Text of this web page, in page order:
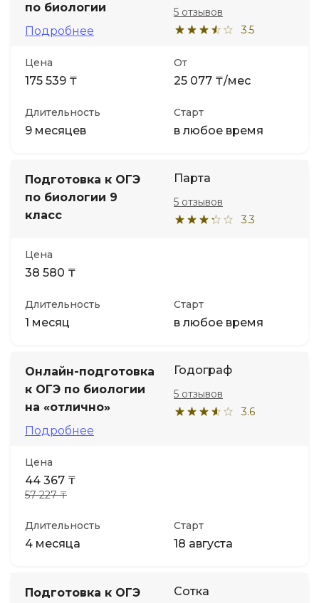
по биологии
Подробнее
3.5
5 отзывов
Цена
175 539 ₸
От
25 077 ₸/мес
Длительность
9 месяцев
Старт
в любое время
Подготовка к ОГЭ
по биологии 9
класс
Парта
3.3
5 отзывов
Цена
38 580 ₸
Длительность
1 месяц
Старт
в любое время
Онлайн-подготовка
к ОГЭ по биологии
на «отлично»
Подробнее
Годограф
3.6
5 отзывов
Цена
44 367 ₸
57 227 ₸
Длительность
4 месяца
Старт
18 августа
Подготовка к ОГЭ
Сотка